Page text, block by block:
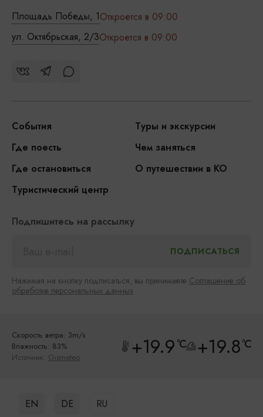
Площадь Победы, 1Откроется в 09:00
ул. Октябрьская, 2/3Откроется в 09:00
События
Туры и экскурсии
Где поесть
Чем заняться
Где остановиться
О путешествии в КО
Туристический центр
Подпишитесь на рассылку
Нажимая на кнопку подписаться, вы принимаете Соглашение об
обработке персональных данных
Скорость ветра: 3m/s
Влажность: 83%
Источник: Gismeteo +19.9°C +19.8°C
EN DE RU